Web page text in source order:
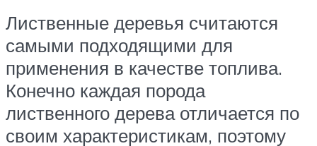
Лиственные деревья считаются
самыми подходящими для
применения в качестве топлива.
Конечно каждая порода
лиственного дерева отличается по
своим характеристикам, поэтому